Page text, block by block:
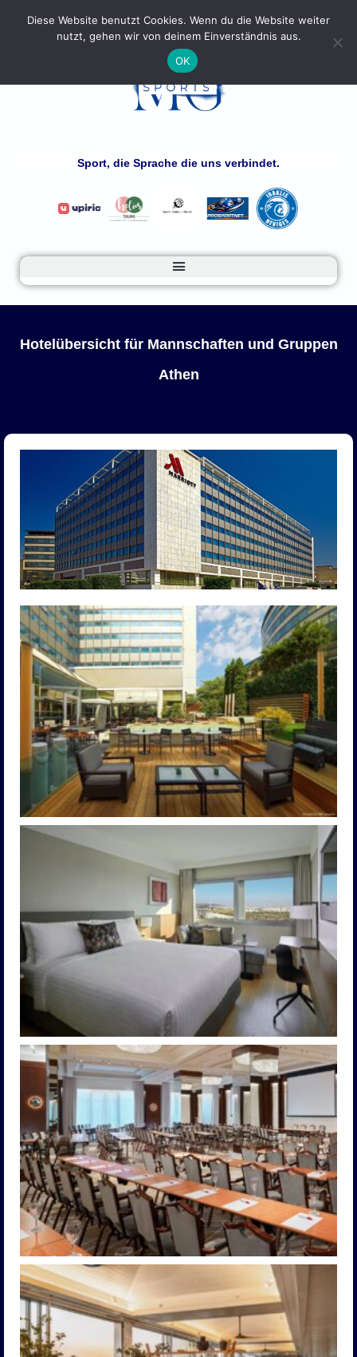
Sport, die Sprache die uns verbindet.
Hotelübersicht für Mannschaften und Gruppen
Athen
Diese Website benutzt Cookies. Wenn du die Website weiter
nutzt, gehen wir von deinem Einverständnis aus.
OK